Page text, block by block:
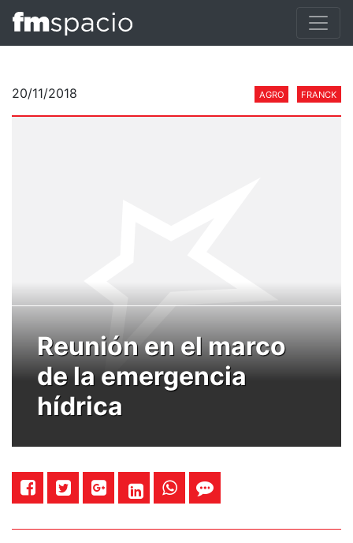
20/11/2018 AGRO FRANCK
Reunión en el marco
de la emergencia
hídrica